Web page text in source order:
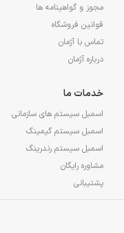
مجوز و گواهینامه ها
قوانین فروشگاه
تماس با آژمان
درباره آژمان
خدمات ما
اسمبل سیستم های سازمانی
اسمبل سیستم گیمینگ
اسمبل سیستم رندرینگ
مشاوره رایگان
پشتیبانی